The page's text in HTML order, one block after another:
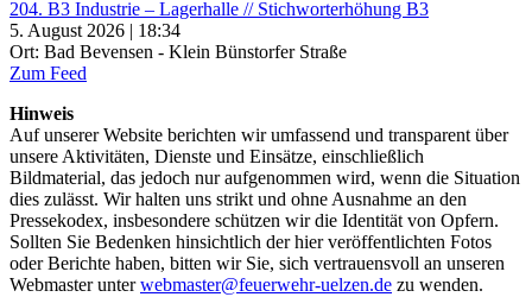
204. B3 Industrie – Lagerhalle // Stichworterhöhung B3
5. August 2026 | 18:34
Ort: Bad Bevensen - Klein Bünstorfer Straße
Zum Feed
Hinweis
Auf unserer Website berichten wir umfassend und transparent über
unsere Aktivitäten, Dienste und Einsätze, einschließlich
Bildmaterial, das jedoch nur aufgenommen wird, wenn die Situation
dies zulässt. Wir halten uns strikt und ohne Ausnahme an den
Pressekodex, insbesondere schützen wir die Identität von Opfern.
Sollten Sie Bedenken hinsichtlich der hier veröffentlichten Fotos
oder Berichte haben, bitten wir Sie, sich vertrauensvoll an unseren
Webmaster unterwebmaster@feuerwehr-uelzen.de zu wenden.